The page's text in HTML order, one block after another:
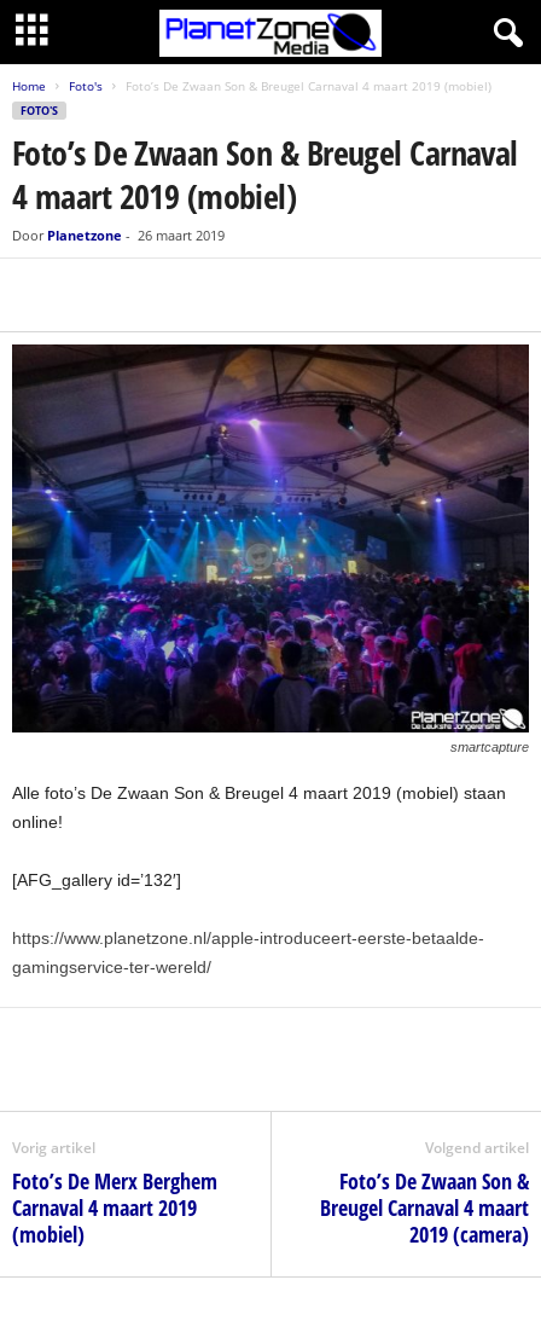
Home Foto's Foto’s De Zwaan Son & Breugel Carnaval 4 maart 2019 (mobiel)
FOTO'S
Foto’s De Zwaan Son & Breugel Carnaval
4 maart 2019 (mobiel)
Door Planetzone - 26 maart 2019
smartcapture
Alle foto’s De Zwaan Son & Breugel 4 maart 2019 (mobiel) staan
online!
[AFG_gallery id=’132′]
https://www.planetzone.nl/apple-introduceert-eerste-betaalde-
gamingservice-ter-wereld/
Vorig artikel
Foto’s De Merx Berghem
Carnaval 4 maart 2019
(mobiel)
Volgend artikel
Foto’s De Zwaan Son &
Breugel Carnaval 4 maart
2019 (camera)